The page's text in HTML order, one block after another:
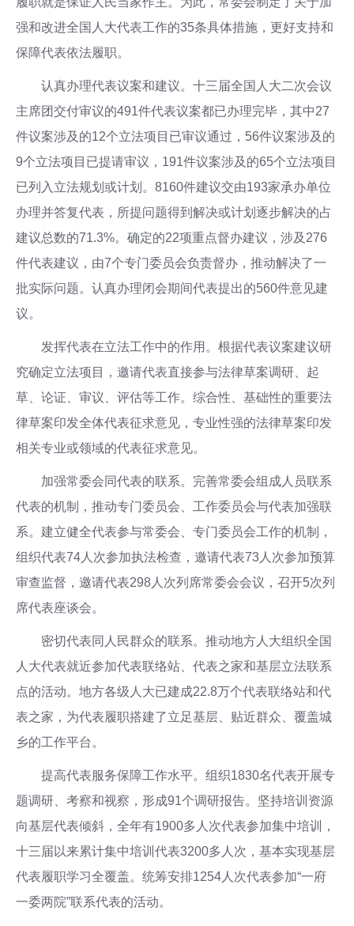
强和改进全国人大代表工作的35条具体措施，更好支持和
保障代表依法履职。
认真办理代表议案和建议。十三届全国人大二次会议
主席团交付审议的491件代表议案都已办理完毕，其中27
件议案涉及的12个立法项目已审议通过，56件议案涉及的
9个立法项目已提请审议，191件议案涉及的65个立法项目
已列入立法规划或计划。8160件建议交由193家承办单位
办理并答复代表，所提问题得到解决或计划逐步解决的占
建议总数的71.3%。确定的22项重点督办建议，涉及276
件代表建议，由7个专门委员会负责督办，推动解决了一
批实际问题。认真办理闭会期间代表提出的560件意见建
议。
发挥代表在立法工作中的作用。根据代表议案建议研
究确定立法项目，邀请代表直接参与法律草案调研、起
草、论证、审议、评估等工作。综合性、基础性的重要法
律草案印发全体代表征求意见，专业性强的法律草案印发
相关专业或领域的代表征求意见。
加强常委会同代表的联系。完善常委会组成人员联系
代表的机制，推动专门委员会、工作委员会与代表加强联
系。建立健全代表参与常委会、专门委员会工作的机制，
组织代表74人次参加执法检查，邀请代表73人次参加预算
审查监督，邀请代表298人次列席常委会会议，召开5次列
席代表座谈会。
密切代表同人民群众的联系。推动地方人大组织全国
人大代表就近参加代表联络站、代表之家和基层立法联系
点的活动。地方各级人大已建成22.8万个代表联络站和代
表之家，为代表履职搭建了立足基层、贴近群众、覆盖城
乡的工作平台。
提高代表服务保障工作水平。组织1830名代表开展专
题调研、考察和视察，形成91个调研报告。坚持培训资源
向基层代表倾斜，全年有1900多人次代表参加集中培训，
十三届以来累计集中培训代表3200多人次，基本实现基层
代表履职学习全覆盖。统筹安排1254人次代表参加“一府
一委两院”联系代表的活动。